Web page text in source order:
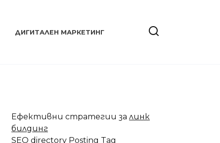
ДИГИТАЛЕН МАРКЕТИНГ
Ефективни стратегии за линк
билдинг
SEO directory Posting Tag